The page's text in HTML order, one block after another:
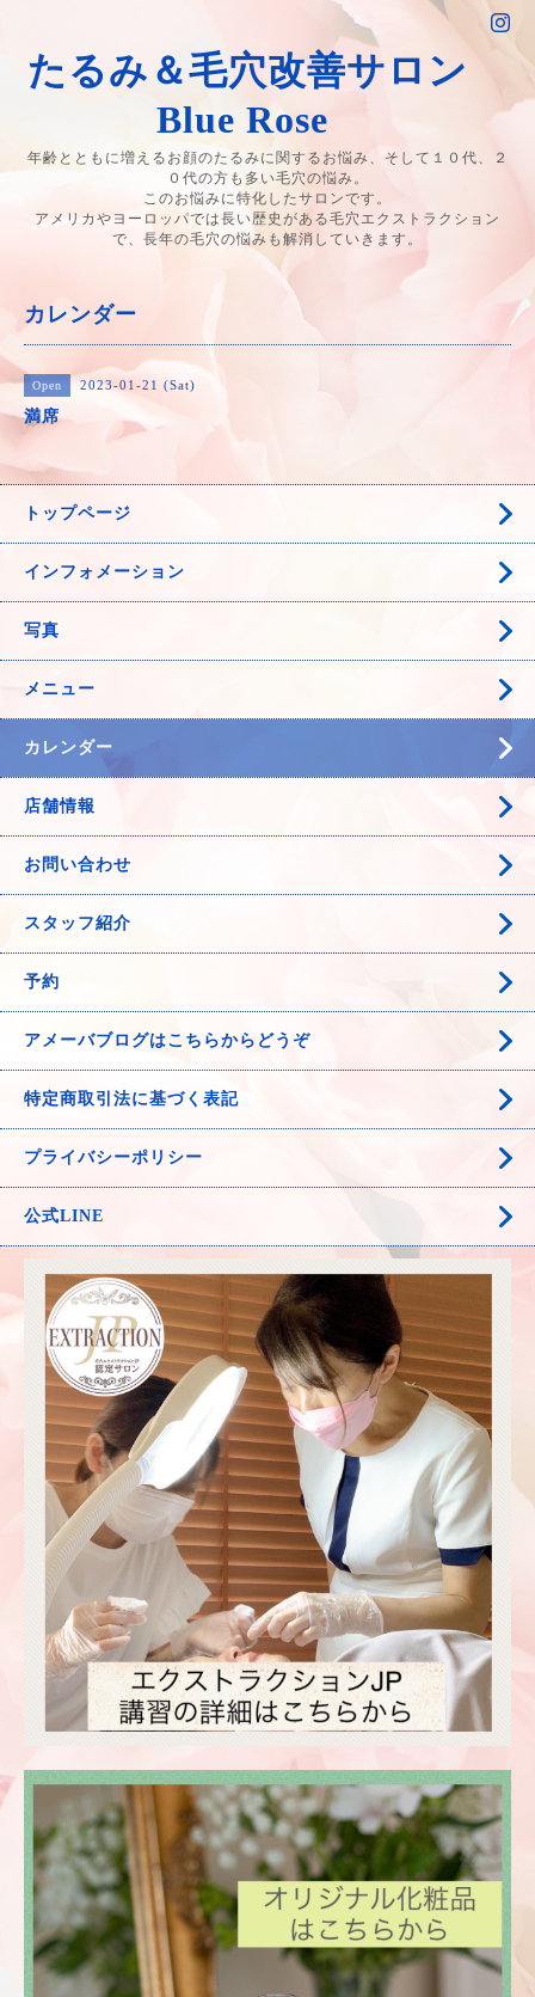
たるみ＆毛穴改善サロン
Blue Rose
年齢とともに増えるお顔のたるみに関するお悩み、そして１０代、２
０代の方も多い毛穴の悩み。
このお悩みに特化したサロンです。
アメリカやヨーロッパでは長い歴史がある毛穴エクストラクション
で、長年の毛穴の悩みも解消していきます。
カレンダー
Open 2023-01-21 (Sat)
満席
トップページ
インフォメーション
写真
メニュー
カレンダー
店舗情報
お問い合わせ
スタッフ紹介
予約
アメーバブログはこちらからどうぞ
特定商取引法に基づく表記
プライバシーポリシー
公式LINE